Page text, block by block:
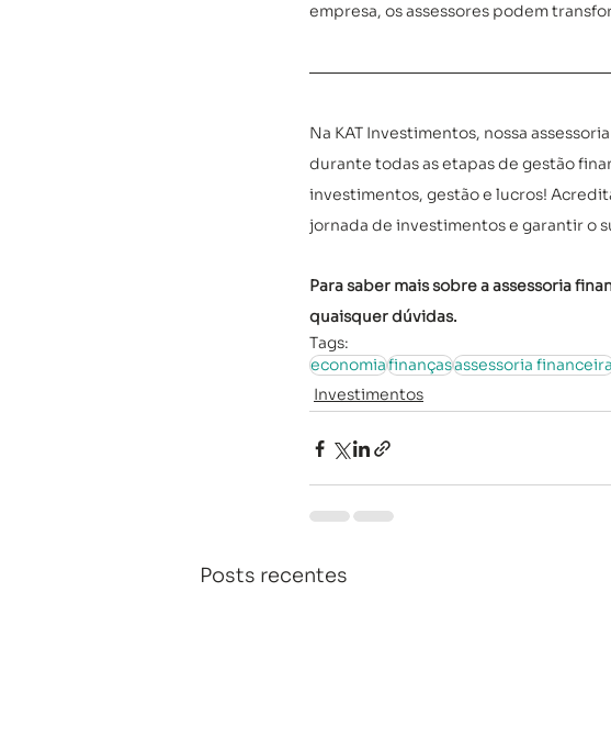
empresa, os assessores podem
Na KAT Investimentos, nossa
durante todas as etapas de gestão
investimentos, gestão e lucros!
jornada de investimentos e garantir o
Para saber mais sobre a assessoria
quaisquer dúvidas.
Tags:
economiafinançasassessoria
Investimentos
Posts recentes